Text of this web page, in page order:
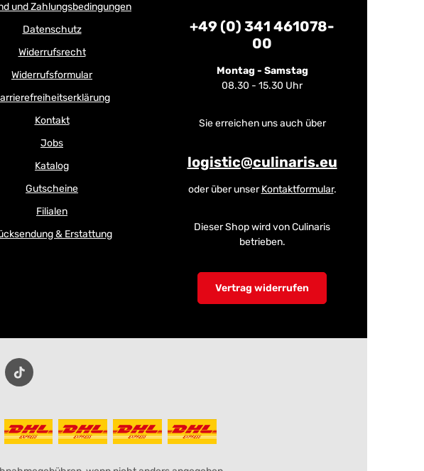
und Zahlungsbedingungen
Datenschutz
Widerrufsrecht
Widerrufsformular
Kontakt
Jobs
Katalog
Gutscheine
Filialen
& Erstattung
+49 (0) 341 461078-
00
Montag - Samstag
08.30 - 15.30 Uhr
Sie erreichen uns auch über
logistic@culinaris.eu
oder über unserKontaktformular.
Dieser Shop wird von Culinaris
betrieben.
Vertrag widerrufen